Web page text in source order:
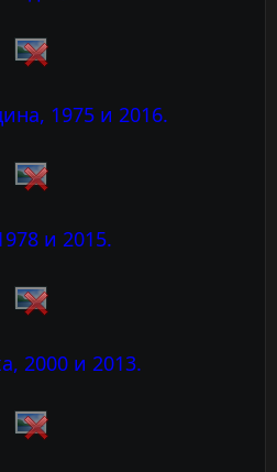
1975 и 2016.
и 2015.
2000 и 2013.